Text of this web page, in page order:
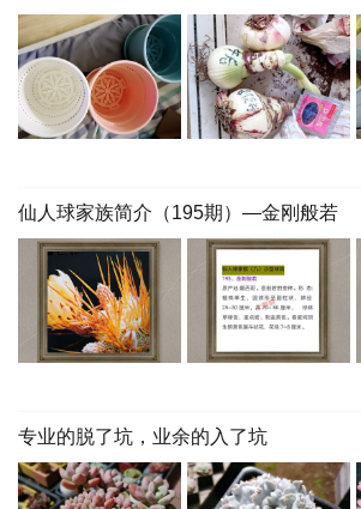
仙人球家族简介（195期）—金刚般若
专业的脱了坑，业余的入了坑